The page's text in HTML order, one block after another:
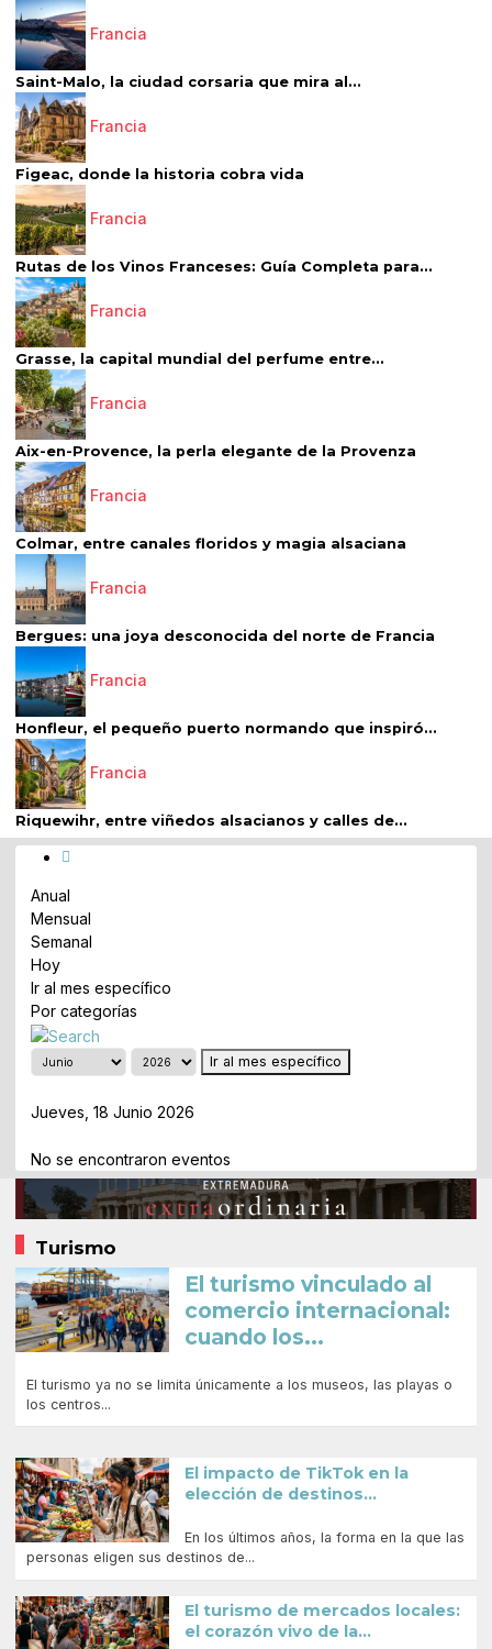
Francia
Saint-Malo, la ciudad corsaria que mira al...
Francia
Figeac, donde la historia cobra vida
Francia
Rutas de los Vinos Franceses: Guía Completa para...
Francia
Grasse, la capital mundial del perfume entre...
Francia
Aix-en-Provence, la perla elegante de la Provenza
Francia
Colmar, entre canales floridos y magia alsaciana
Francia
Bergues: una joya desconocida del norte de Francia
Francia
Honfleur, el pequeño puerto normando que inspiró...
Francia
Riquewihr, entre viñedos alsacianos y calles de...
Anual
Mensual
Semanal
Hoy
Ir al mes específico
Por categorías
Ir al mes específico
Jueves, 18 Junio 2026
No se encontraron eventos
Turismo
El turismo vinculado al
comercio internacional:
cuando los...
El turismo ya no se limita únicamente a los museos, las playas o
los centros...
El impacto de TikTok en la
elección de destinos...
En los últimos años, la forma en la que las
personas eligen sus destinos de...
El turismo de mercados locales:
el corazón vivo de la...